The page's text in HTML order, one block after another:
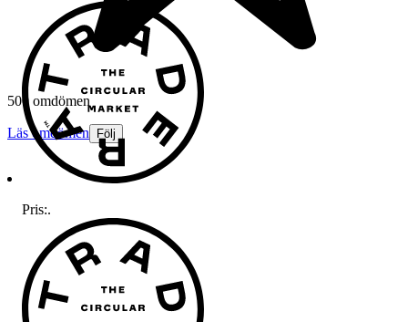
500 omdömen
Läs omdömen Följ
Pris:.